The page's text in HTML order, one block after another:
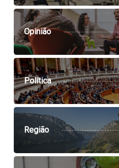
SOCIEDADE
Vila de Rei monitoriza gás
radão
Opinião
Política
Região